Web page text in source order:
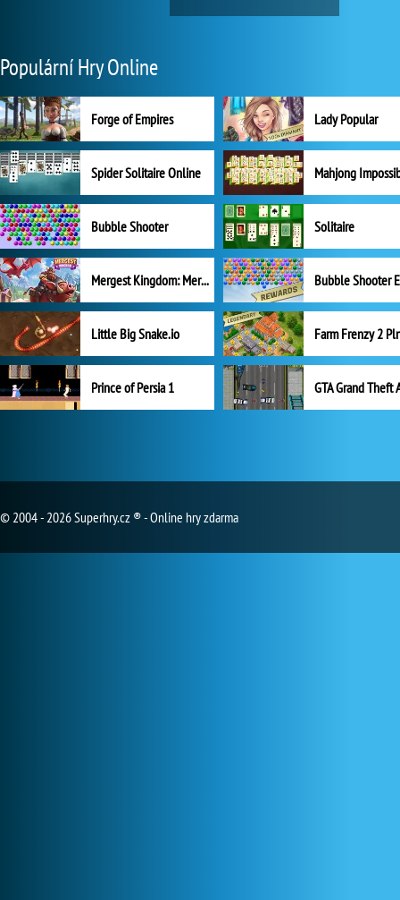
Populární Hry Online
Forge of Empires Lady Popular
Spider Solitaire Online Mahjong
Bubble Shooter Solitaire
Mergest Kingdom: Merge Puzzle
Little Big Snake.io
Prince of Persia 1 GTA Grand Theft
© 2004 - 2026 Superhry.cz ® - Online hry zdarma